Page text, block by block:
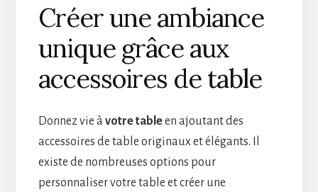
Créer une ambiance
unique grâce aux
accessoires de table
Donnez vie àvotre tableen ajoutant des
accessoires de table originaux et élégants. Il
existe de nombreuses options pour
personnaliser votre table et créer une